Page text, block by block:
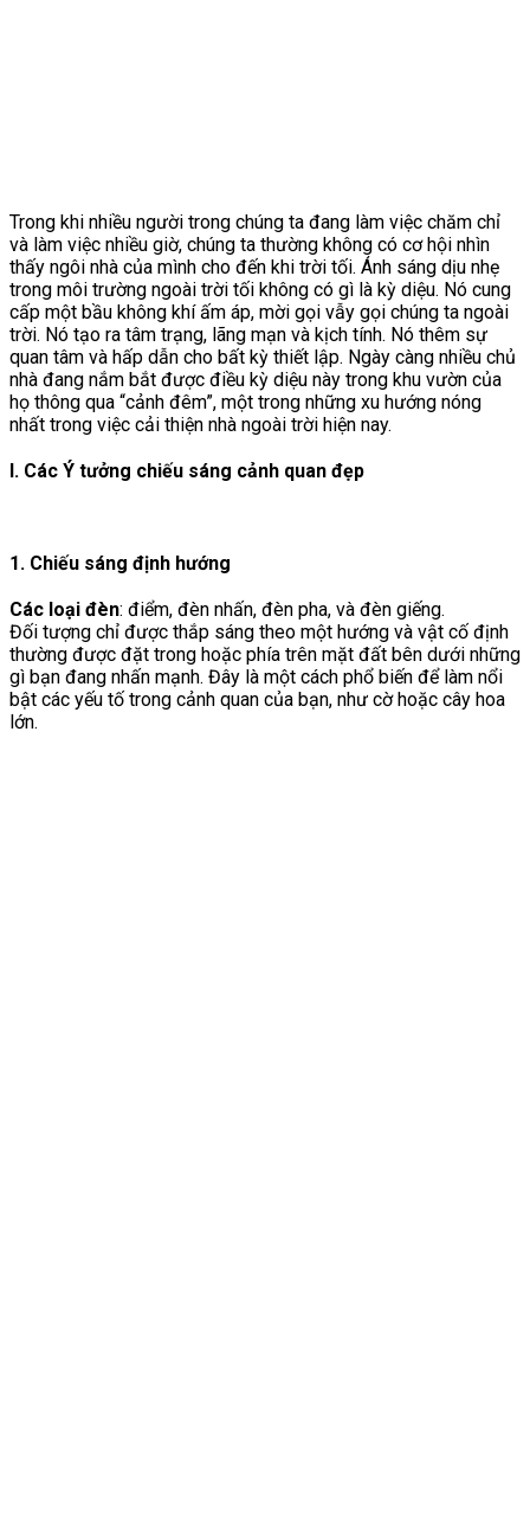
Trong khi nhiều người trong chúng ta đang làm việc chăm chỉ
và làm việc nhiều giờ, chúng ta thường không có cơ hội nhìn
thấy ngôi nhà của mình cho đến khi trời tối. Ánh sáng dịu nhẹ
trong môi trường ngoài trời tối không có gì là kỳ diệu. Nó cung
cấp một bầu không khí ấm áp, mời gọi vẫy gọi chúng ta ngoài
trời. Nó tạo ra tâm trạng, lãng mạn và kịch tính. Nó thêm sự
quan tâm và hấp dẫn cho bất kỳ thiết lập. Ngày càng nhiều chủ
nhà đang nắm bắt được điều kỳ diệu này trong khu vườn của
họ thông qua “cảnh đêm”, một trong những xu hướng nóng
nhất trong việc cải thiện nhà ngoài trời hiện nay.
I. Các Ý tưởng chiếu sáng cảnh quan đẹp
1. Chiếu sáng định hướng
Các loại đèn: điểm, đèn nhấn, đèn pha, và đèn giếng.
Đối tượng chỉ được thắp sáng theo một hướng và vật cố định
thường được đặt trong hoặc phía trên mặt đất bên dưới những
gì bạn đang nhấn mạnh. Đây là một cách phổ biến để làm nổi
bật các yếu tố trong cảnh quan của bạn, như cờ hoặc cây hoa
lớn.